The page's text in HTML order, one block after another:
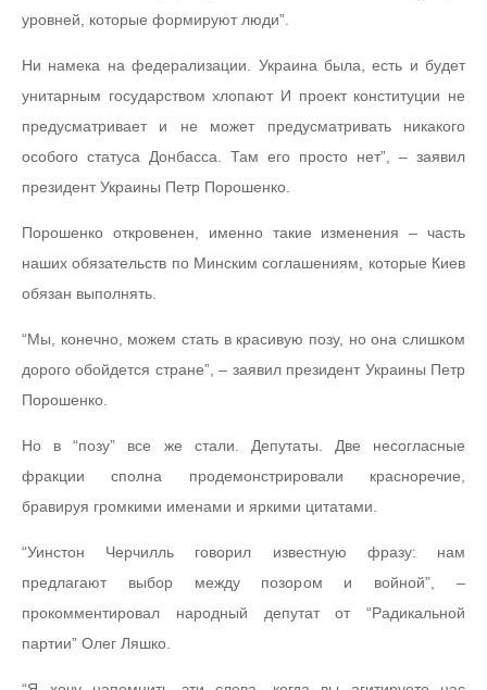
уровней, которые формируют люди”.
Ни намека на федерализации. Украина была, есть и будет
унитарным государством хлопают И проект конституции не
предусматривает и не может предусматривать никакого
особого статуса Донбасса. Там его просто нет”, – заявил
президент Украины Петр Порошенко.
Порошенко откровенен, именно такие изменения – часть
наших обязательств по Минским соглашениям, которые Киев
обязан выполнять.
“Мы, конечно, можем стать в красивую позу, но она слишком
дорого обойдется стране”, – заявил президент Украины Петр
Порошенко.
Но в “позу” все же стали. Депутаты. Две несогласные
фракции сполна продемонстрировали красноречие,
бравируя громкими именами и яркими цитатами.
“Уинстон Черчилль говорил известную фразу: нам
предлагают выбор между позором и войной”, –
прокомментировал народный депутат от “Радикальной
партии” Олег Ляшко.